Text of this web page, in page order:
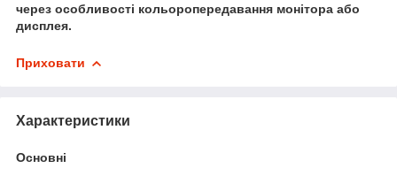
через особливості кольоропередавання монітора або
дисплея.
Приховати
Характеристики
Основні